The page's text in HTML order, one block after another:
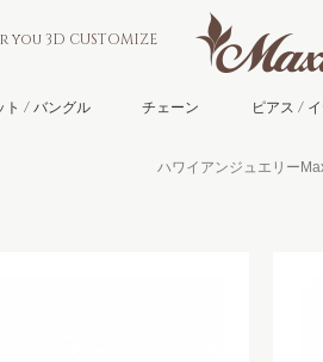
3D CUSTOMIZE
ト / バングル チェーン ピアス /
ハワイアンジュエリー